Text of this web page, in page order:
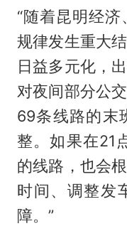
“随着昆明经
规律发生重大
日益多元化，
对夜间部分公
69条线路的末
整。如果在21
的线路，也会
时间、调整发
障。”